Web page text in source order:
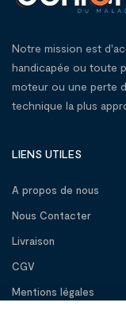
Notre mission est
handicapée ou toute
moteur ou une perte
technique la plus
LIENS UTILES
A propos de nous
Nous Contacter
Livraison
CGV
Mentions légales